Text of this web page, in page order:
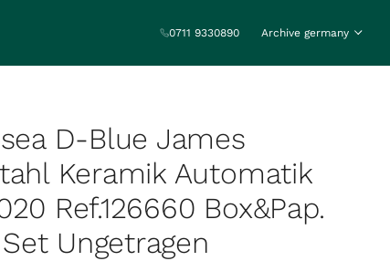
0711 9330890 Archive germany
D-Blue James
Keramik Automatik
Ref.126660 Box&Pap.
Ungetragen